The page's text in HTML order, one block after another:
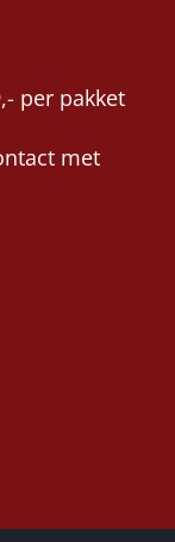
per pakket
met